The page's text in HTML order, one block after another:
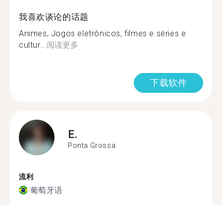
我喜欢谈论的话题
Animes, Jogos eletrônicos, filmes e séries e
cultur...阅读更多
下载软件
E.
Ponta Grossa
流利
葡萄牙语